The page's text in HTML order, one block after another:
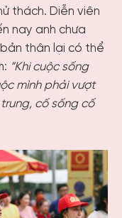
thách. Diễn viên
nay anh chưa
thân lại có thể
“Khi cuộc sống
mình phải vượt
cố sống cố